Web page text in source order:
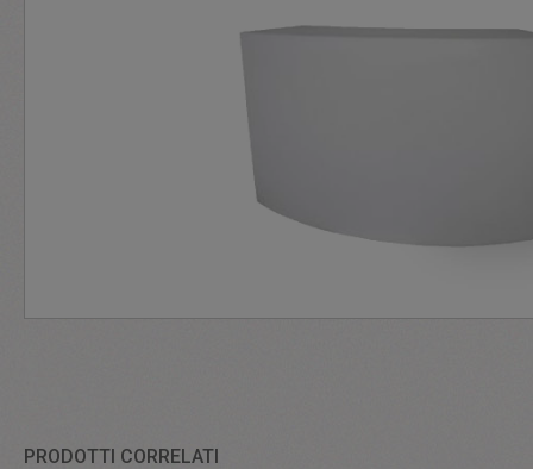
PRODOTTI CORRELATI